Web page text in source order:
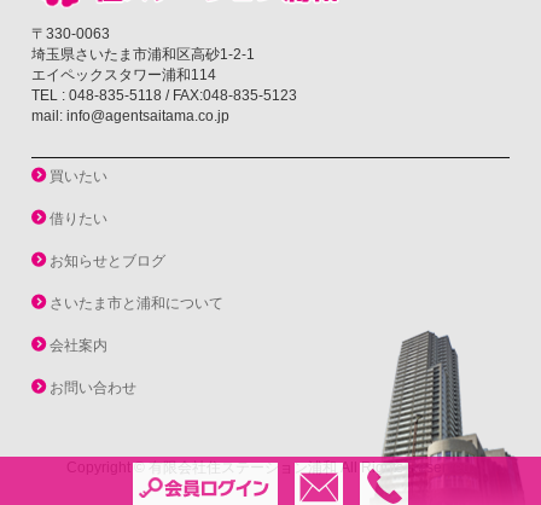
〒330-0063
埼玉県さいたま市浦和区高砂1-2-1
エイペックスタワー浦和114
TEL : 048-835-5118 / FAX:048-835-5123
mail: info@agentsaitama.co.jp
買いたい
借りたい
お知らせとブログ
さいたま市と浦和について
会社案内
お問い合わせ
Copyright ©有限会社住ステーション浦和All Rights Reserved.